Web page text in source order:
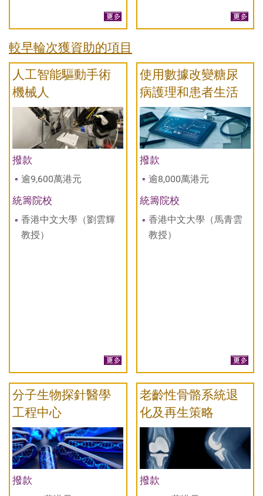
較早輪次獲資助的項目
人工智能驅動手術
機械人
撥款
逾9,600萬港元
統籌院校
香港中文大學（劉雲輝
教授）
使用數據改變糖尿
病護理和患者生活
撥款
逾8,000萬港元
統籌院校
香港中文大學（馬青雲
教授）
分子生物探針醫學
工程中心
撥款
老齡性骨骼系統退
化及再生策略
撥款